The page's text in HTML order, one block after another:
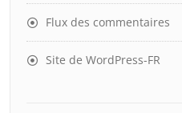
Flux des commentaires
Site de WordPress-FR